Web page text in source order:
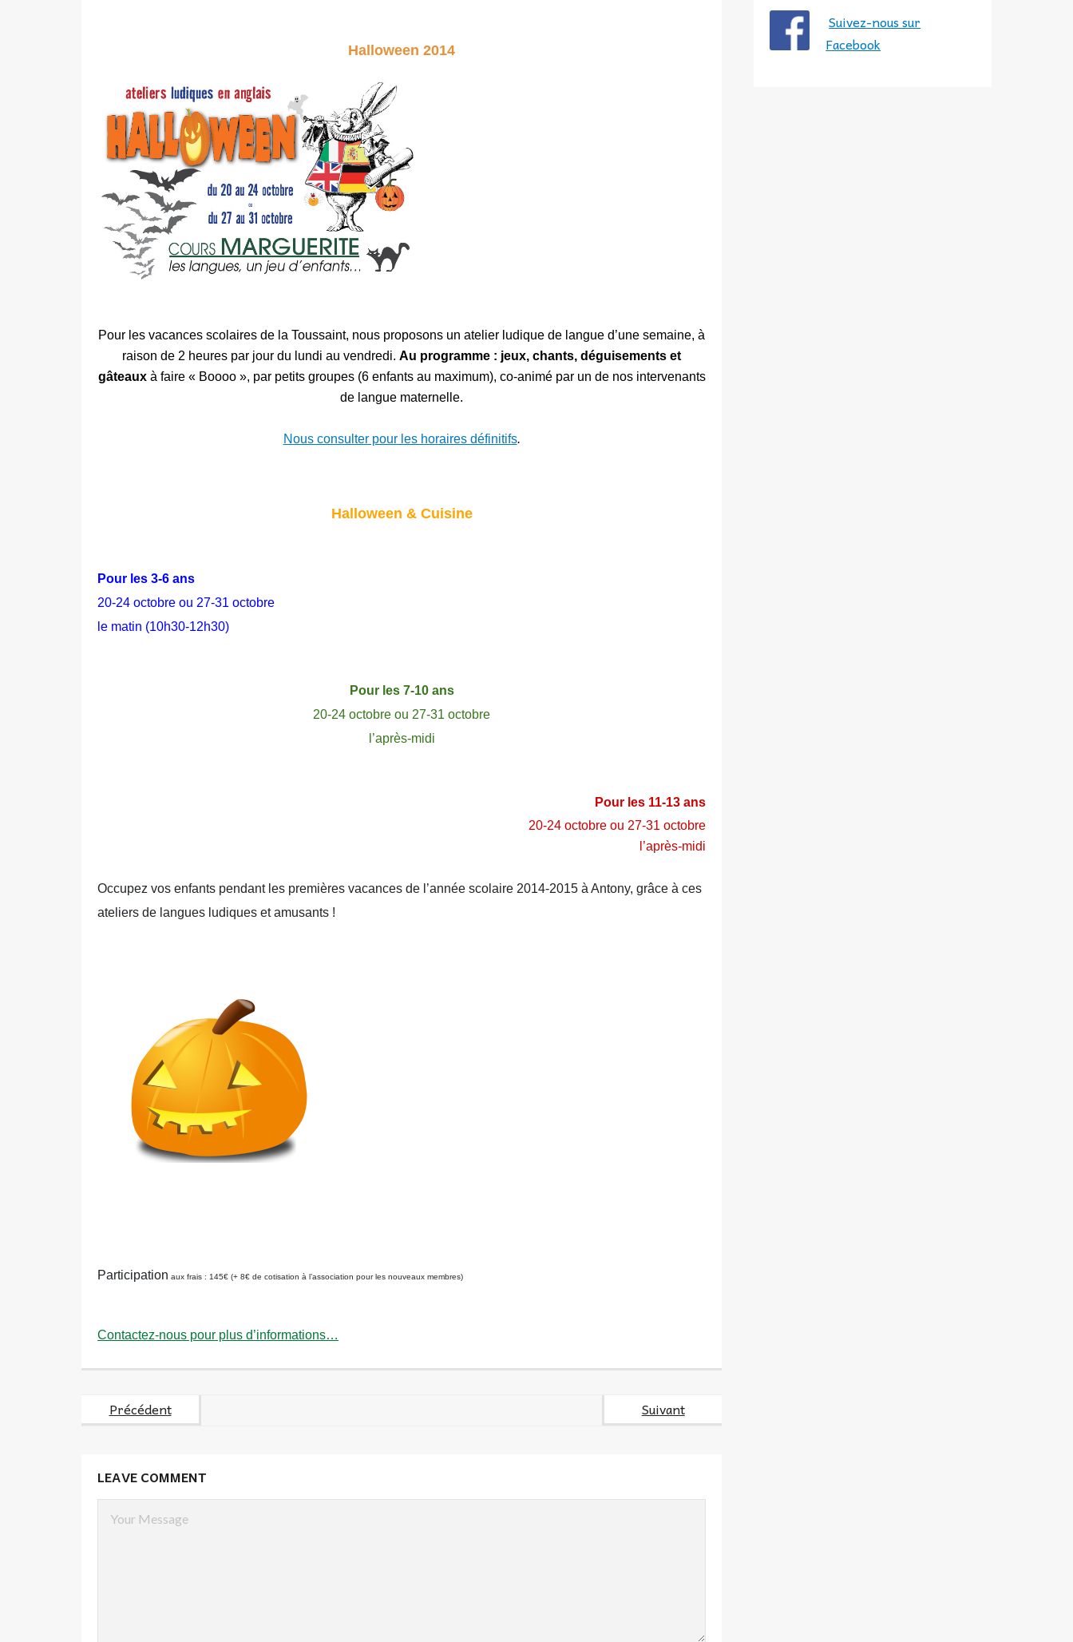
Halloween 2014
Pour les vacances scolaires de la Toussaint, nous proposons un atelier ludique de langue d’une semaine, à
raison de 2 heures par jour du lundi au vendredi.Au programme : jeux, chants, déguisements et
gâteaux à faire « Boooo », par petits groupes (6 enfants au maximum), co-animé par un de nos intervenants
de langue maternelle.
Nous consulter pour les horaires définitifs.
Halloween & Cuisine
Pour les 3-6 ans
20-24 octobre ou 27-31 octobre
le matin (10h30-12h30)
Pour les 7-10 ans
20-24 octobre ou 27-31 octobre
l’après-midi
Pour les 11-13 ans
20-24 octobre ou 27-31 octobre
l’après-midi
Occupez vos enfants pendant les premières vacances de l’année scolaire 2014-2015 à Antony, grâce à ces
ateliers de langues ludiques et amusants !
Participation aux frais : 145€ (+ 8€ de cotisation à l’association pour les nouveaux membres)
Contactez-nous pour plus d’informations…
Précédent Suivant
LEAVE COMMENT
Suivez-nous sur
Facebook